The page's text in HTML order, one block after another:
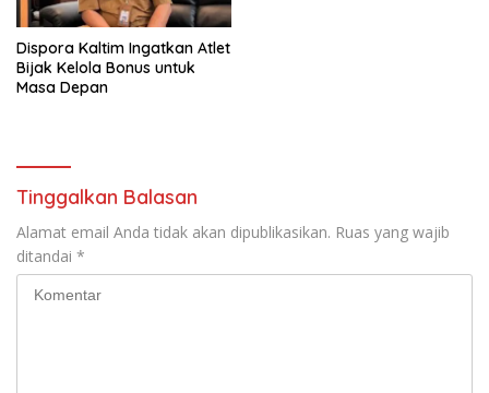
Dispora Kaltim Ingatkan Atlet
Bijak Kelola Bonus untuk
Masa Depan
Tinggalkan Balasan
Alamat email Anda tidak akan dipublikasikan. Ruas yang wajib
ditandai *